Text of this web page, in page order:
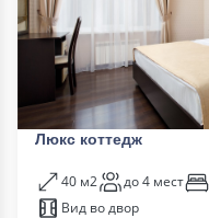
Люкс коттедж
40 м2 до 4 мест
Вид во двор